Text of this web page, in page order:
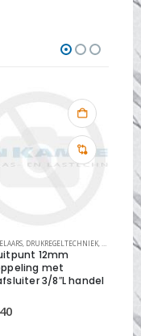
DRUKREGELTECHNIEK
12mm
met
3/8″L handel